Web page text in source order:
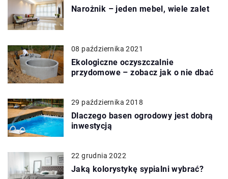
Narożnik – jeden mebel, wiele zalet
08 października 2021
Ekologiczne oczyszczalnie
przydomowe – zobacz jak o nie dbać
29 października 2018
Dlaczego basen ogrodowy jest dobrą
inwestycją
22 grudnia 2022
Jaką kolorystykę sypialni wybrać?